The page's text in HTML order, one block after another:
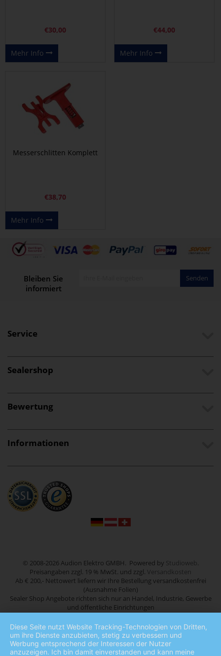
€30,00
Mehr Info
€44,00
Mehr Info
Messerschlitten Komplett
€38,70
Mehr Info
Bleiben Sie
informiert
Senden
Service
Sealershop
Bewertung
Informationen
© 2008-2026 Audion Elektro GMBH. Powered by Studioweb.
Preisangaben zzgl. 19 % MwSt. und zzgl. Versandkosten
Ab € 200,- Nettowert liefern wir Ihre Bestellung versandkostenfrei
(Ausnahme Folien)
Sealer Shop Angebote richten sich nur an Handel, Industrie, Gewerbe
und öffentliche Einrichtungen
Diese Seite nutzt Website Tracking-Technologien von Dritten,
um ihre Dienste anzubieten, stetig zu verbessern und
Werbung entsprechend der Interessen der Nutzer
anzuzeigen. Ich bin damit einverstanden und kann meine